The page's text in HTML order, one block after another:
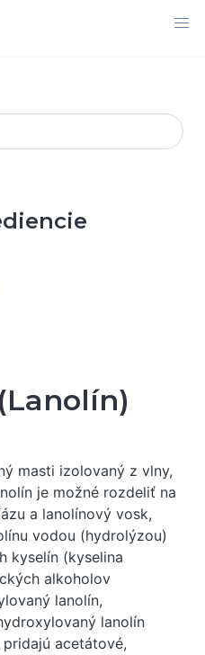
masti izolovaný z vlny,
je možné rozdeliť na
a lanolínový vosk,
vodou (hydrolýzou)
kyselín (kyselina
alkoholov
lanolín,
lanolín
acetátové,